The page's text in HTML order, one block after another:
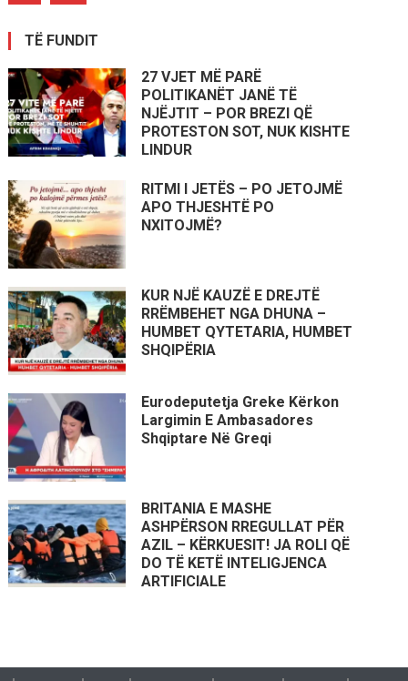
TË FUNDIT
27 VJET MË PARË
POLITIKANËT JANË TË
NJËJTIT – POR BREZI QË
PROTESTON SOT, NUK KISHTE
LINDUR
RITMI I JETËS – PO JETOJMË
APO THJESHTË PO
NXITOJMË?
KUR NJË KAUZË E DREJTË
RRËMBEHET NGA DHUNA –
HUMBET QYTETARIA, HUMBET
SHQIPËRIA
Eurodeputetja Greke Kërkon
Largimin E Ambasadores
Shqiptare Në Greqi
BRITANIA E MASHE
ASHPËRSON RREGULLAT PËR
AZIL – KËRKUESIT! JA ROLI QË
DO TË KETË INTELIGJENCA
ARTIFICIALE